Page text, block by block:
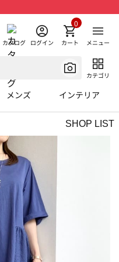
カタログ ログイン カート
0
メニュー
カテゴリ
メンズ インテリア
SHOP LIST